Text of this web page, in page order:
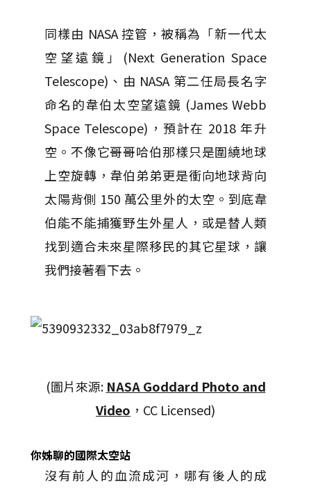
同樣由 NASA 控管，被稱為「新一代太
空望遠鏡」(Next Generation Space
Telescope)、由 NASA 第二任局長名字
命名的韋伯太空望遠鏡 (James Webb
Space Telescope)，預計在 2018 年升
空。不像它哥哥哈伯那樣只是圍繞地球
上空旋轉，韋伯弟弟更是衝向地球背向
太陽背側 150 萬公里外的太空。到底韋
伯能不能捕獲野生外星人，或是替人類
找到適合未來星際移民的其它星球，讓
我們接著看下去。
(圖片來源: NASA Goddard Photo and
Video ，CC Licensed)
你姊聊的國際太空站
沒有前人的血流成河，哪有後人的成